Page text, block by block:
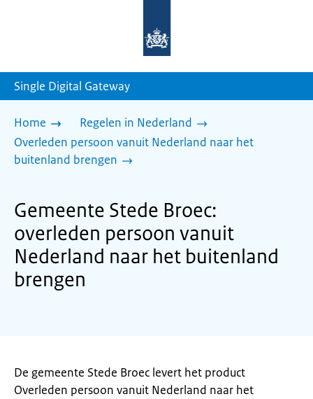
homepage
Single Digital Gateway
Home
Regelen in Nederland
Overleden persoon vanuit Nederland naar het
buitenland brengen
Gemeente Stede Broec:
overleden persoon vanuit
Nederland naar het buitenland
brengen
De gemeente Stede Broec levert het product
Overleden persoon vanuit Nederland naar het